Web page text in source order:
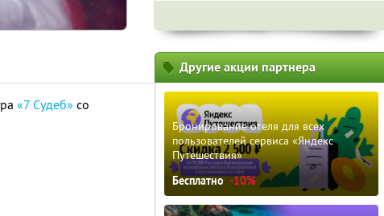
«7 Судеб» со
Другие акции партнера
Бронирование отеля для всех
пользователей сервиса «Яндекс
Путешествия»
Бесплатно -10%